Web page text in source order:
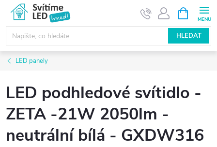
obsah
HLEDAT
NÁKUPNÍ
KOŠÍK
LED panely
LED podhledové svítidlo -
ZETA -21W 2050lm -
neutrální bílá - GXDW316